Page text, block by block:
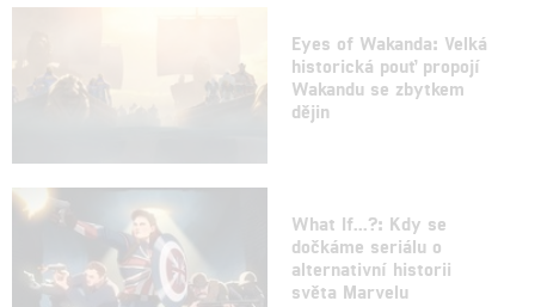
Eyes of Wakanda: Velká
historická pouť propojí
Wakandu se zbytkem
dějin
What If...?: Kdy se
dočkáme seriálu o
alternativní historii
světa Marvelu